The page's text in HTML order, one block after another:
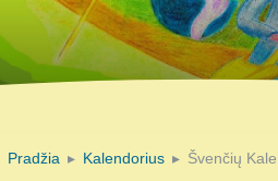
Pradžia Kalendorius Švenčių